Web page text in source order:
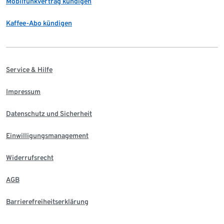
Kaffee-Abo kündigen
Service & Hilfe
Impressum
Datenschutz und Sicherheit
Einwilligungsmanagement
Widerrufsrecht
AGB
Barrierefreiheitserklärung